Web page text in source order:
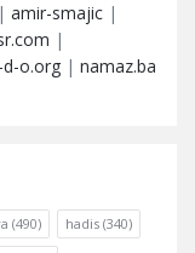
| amir-smajic |
|
d-o.org | namaz.ba
(490) hadis (340)